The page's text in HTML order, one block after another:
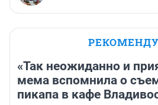
«Так неожиданно и
мема вспомнила о
пикапа в кафе